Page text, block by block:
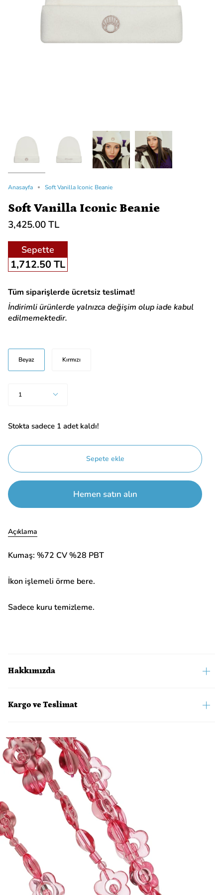
Anasayfa Soft Vanilla Iconic Beanie
Soft Vanilla Iconic Beanie
3,425.00 TL
Sepette
1,712.50 TL
Tüm siparişlerde ücretsiz teslimat!
İndirimli ürünlerde yalnızca değişim olup iade kabul
edilmemektedir.
Renk
Beyaz
Kırmızı
1
Stokta sadece 1 adet kaldı!
Sepete ekle
Hemen satın alın
Açıklama
Kumaş: %72 CV %28 PBT
İkon işlemeli örme bere.
Sadece kuru temizleme.
Hakkımızda
Kargo ve Teslimat